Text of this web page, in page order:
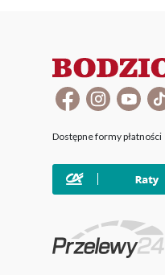
Dostępne formy płatności